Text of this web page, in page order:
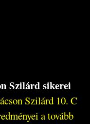
Szilárd sikerei
Szilárd 10. C
a tovább